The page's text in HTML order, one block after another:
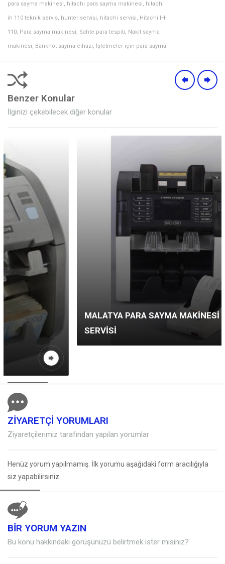
para sayma makinesi​, hitachi para sayma makinesi, hitachi
ih 110 teknik servis, hunter servisi, hitachi servisi, Hitachi IH-
110, Para sayma makinesi, Sahte para tespiti, Nakit sayma
makinesi, Banknot sayma cihazı, İşletmeler için para sayma
Benzer Konular
İlginizi çekebilecek diğer konular
MALATYA PARA SAYMA MAKINESI
SERVISI
ZİYARETÇİ YORUMLARI
Ziyaretçilerimiz tarafından yapılan yorumlar
Henüz yorum yapılmamış. İlk yorumu aşağıdaki form aracılığıyla
siz yapabilirsiniz.
BİR YORUM YAZIN
Bu konu hakkındaki görüşünüzü belirtmek ister misiniz?
Müşteri Temsilcisi